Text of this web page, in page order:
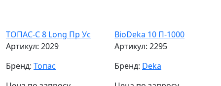
ТОПАС-С 8 Long Пр Ус
Артикул: 2029
Бренд: Топас
BioDeka 10 П-1000
Артикул: 2295
Бренд: Deka